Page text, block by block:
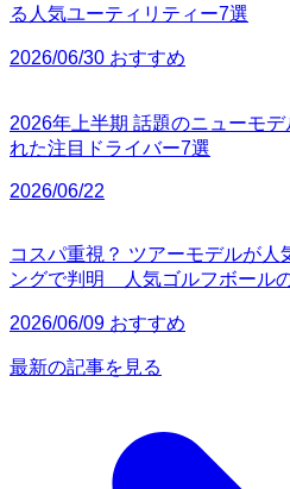
る人気ユーティリティー7選
2026/06/30 おすすめ
2026年上半期 話題のニューモ
れた注目ドライバー7選
2026/06/22
コスパ重視？ ツアーモデルが人
ングで判明 人気ゴルフボール
2026/06/09 おすすめ
最新の記事を見る